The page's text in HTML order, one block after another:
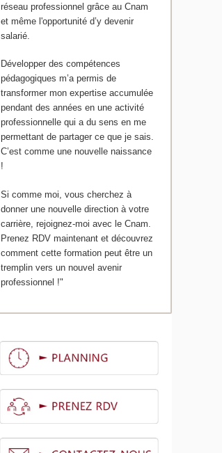
réseau professionnel grâce au Cnam
et même l'opportunité d’y devenir
salarié.
Développer des compétences
pédagogiques m’a permis de
transformer mon expertise accumulée
pendant des années en une activité
professionnelle qui a du sens en me
permettant de partager ce que je sais.
C’est comme une nouvelle naissance
!
Si comme moi, vous cherchez à
donner une nouvelle direction à votre
carrière, rejoignez-moi avec le Cnam.
Prenez RDV maintenant et découvrez
comment cette formation peut être un
tremplin vers un nouvel avenir
professionnel !"